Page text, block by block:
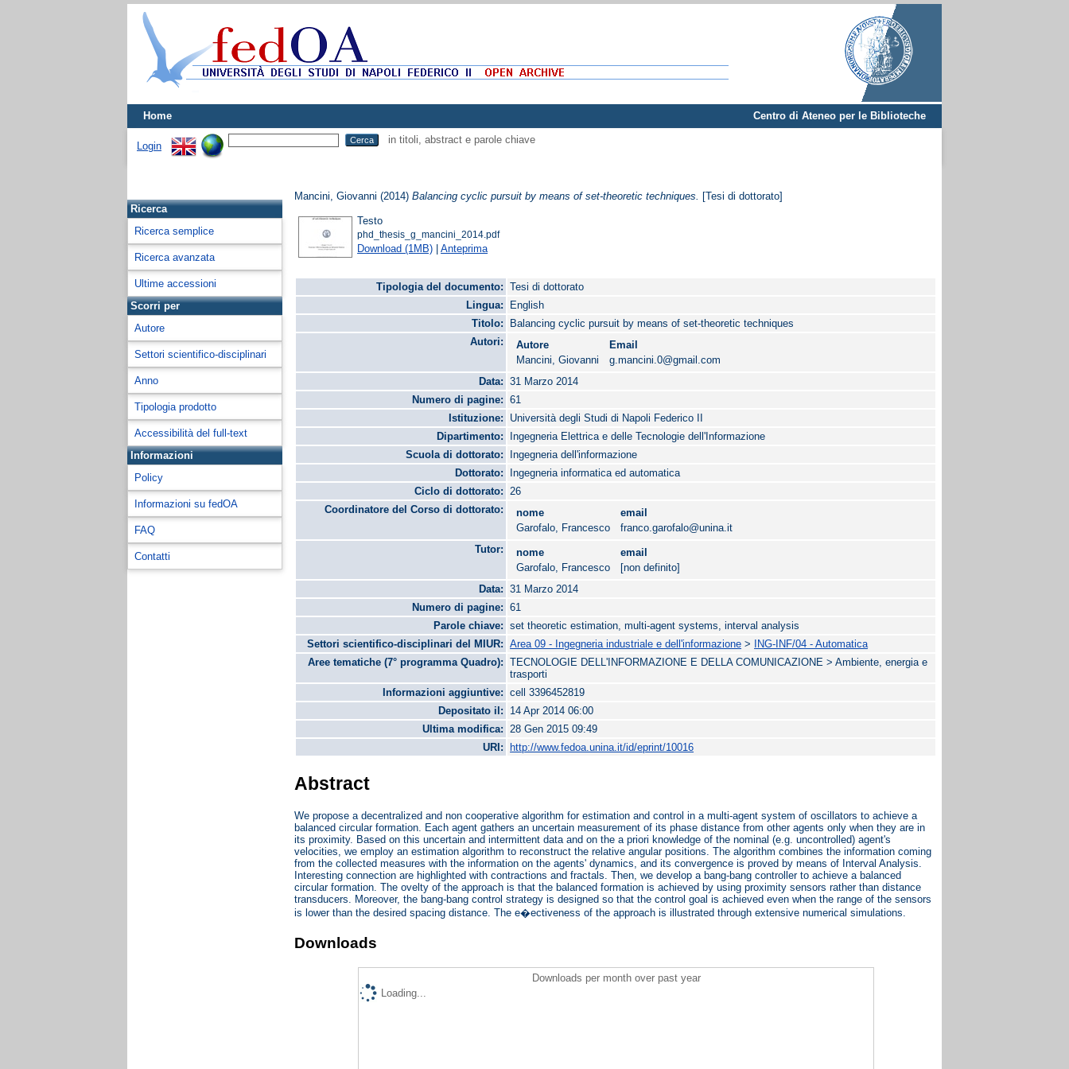
Home Centro di Ateneo per le Biblioteche
Login
in titoli, abstract e parole chiave
Ricerca
Ricerca semplice
Ricerca avanzata
Ultime accessioni
Scorri per
Autore
Settori scientifico-disciplinari
Anno
Tipologia prodotto
Accessibilità del full-text
Informazioni
Policy
Informazioni su fedOA
FAQ
Contatti
Mancini, Giovanni (2014)Balancing cyclic pursuit by means of set-theoretic techniques. [Tesi di dottorato]
Testo
phd_thesis_g_mancini_2014.pdf
Download (1MB) |Anteprima
Tipologia del documento:
Tesi di dottorato
Lingua:
English
Titolo:
Balancing cyclic pursuit by means of set-theoretic techniques
Autori:
Autore
Email
Mancini, Giovanni
g.mancini.0@gmail.com
Data:
31 Marzo 2014
Numero di pagine:
61
Istituzione:
Università degli Studi di Napoli Federico II
Dipartimento:
Ingegneria Elettrica e delle Tecnologie dell'Informazione
Scuola di dottorato:
Ingegneria dell'informazione
Dottorato:
Ingegneria informatica ed automatica
Ciclo di dottorato:
26
Coordinatore del Corso di dottorato:
nome
email
Garofalo, Francesco
franco.garofalo@unina.it
Tutor:
nome
email
Garofalo, Francesco
[non definito]
Data:
31 Marzo 2014
Numero di pagine:
61
Parole chiave:
set theoretic estimation, multi-agent systems, interval analysis
Settori scientifico-disciplinari del MIUR:
Area 09 - Ingegneria industriale e dell'informazione >
ING-INF/04 - Automatica
Aree tematiche (7° programma Quadro):
TECNOLOGIE DELL'INFORMAZIONE E DELLA COMUNICAZIONE > Ambiente, energia e
trasporti
Informazioni aggiuntive:
cell 3396452819
Depositato il:
14 Apr 2014 06:00
Ultima modifica:
28 Gen 2015 09:49
URI:
http://www.fedoa.unina.it/id/eprint/10016
Abstract
We propose a decentralized and non cooperative algorithm for estimation and control in a multi-agent system of oscillators to achieve a
balanced circular formation. Each agent gathers an uncertain measurement of its phase distance from other agents only when they are in
its proximity. Based on this uncertain and intermittent data and on the a priori knowledge of the nominal (e.g. uncontrolled) agent's
velocities, we employ an estimation algorithm to reconstruct the relative angular positions. The algorithm combines the information coming
from the collected measures with the information on the agents' dynamics, and its convergence is proved by means of Interval Analysis.
Interesting connection are highlighted with contractions and fractals. Then, we develop a bang-bang controller to achieve a balanced
circular formation. The ovelty of the approach is that the balanced formation is achieved by using proximity sensors rather than distance
transducers. Moreover, the bang-bang control strategy is designed so that the control goal is achieved even when the range of the sensors
is lower than the desired spacing distance. The e�ectiveness of the approach is illustrated through extensive numerical simulations.
Downloads
Downloads per month over past year
Loading...